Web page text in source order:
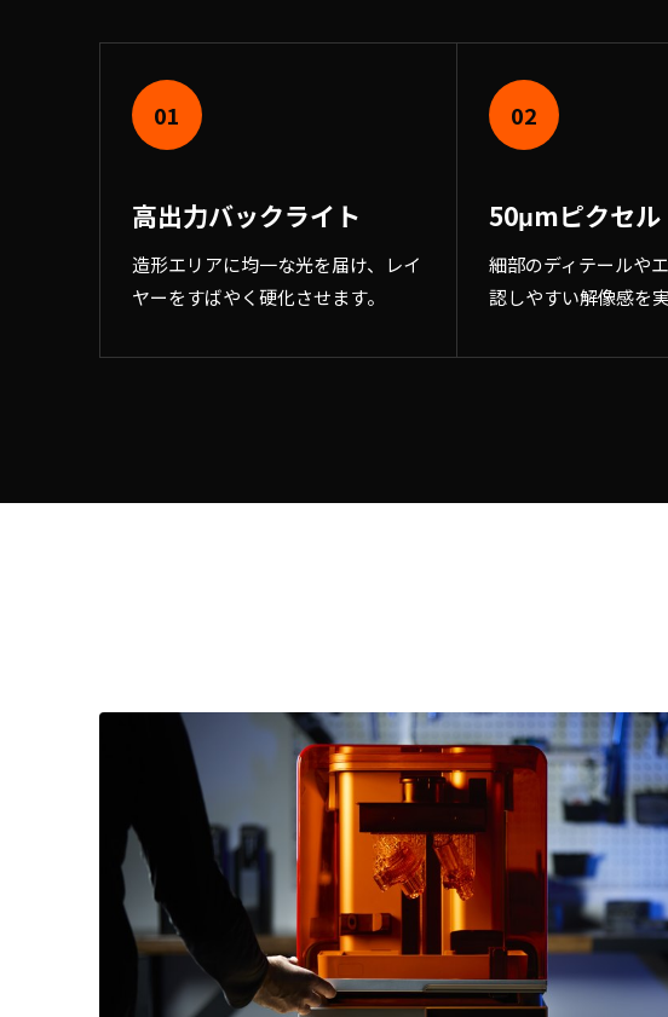
01
高出力バックライト
造形エリアに均一な光を届け、レイ
ヤーをすばやく硬化させます。
02
50μmピクセル
細部のディテールや
認しやすい解像感を